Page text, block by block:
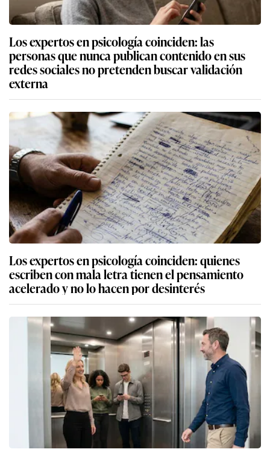
Los expertos en psicología coinciden: las
personas que nunca publican contenido en sus
redes sociales no pretenden buscar validación
externa
Los expertos en psicología coinciden: quienes
escriben con mala letra tienen el pensamiento
acelerado y no lo hacen por desinterés